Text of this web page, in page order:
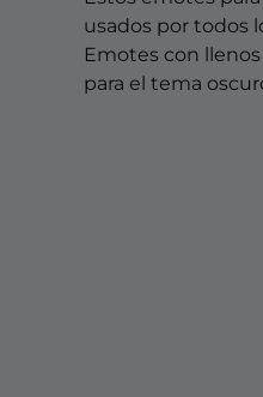
Overlays Halloween
usados por todos
Emotes con
para el tema